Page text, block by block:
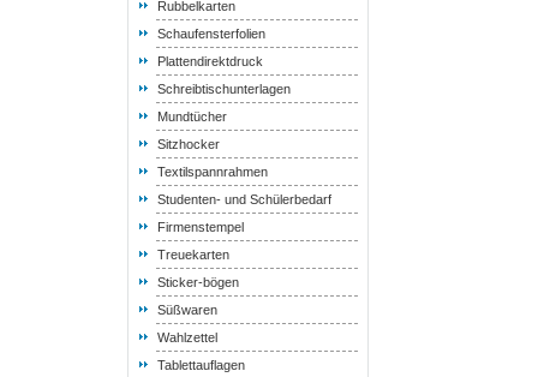
Rubbelkarten
Schaufensterfolien
Plattendirektdruck
Schreibtischunterlagen
Mundtücher
Sitzhocker
Textilspannrahmen
Studenten- und Schülerbedarf
Firmenstempel
Treuekarten
Sticker-bögen
Süßwaren
Wahlzettel
Tablettauflagen